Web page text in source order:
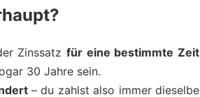
Zinssatz für eine bestimmte Zeit
30 Jahre sein.
– du zahlst also immer dieselbe